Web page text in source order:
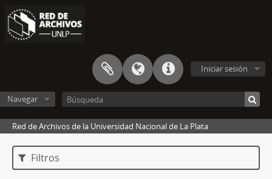
Iniciar sesión
Navegar
Red de Archivos de la Universidad Nacional de La Plata
Filtros